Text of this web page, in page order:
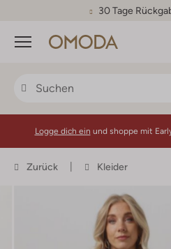
30 Tage
Menü
Logge dich ein und shoppe mit
Zurück Kleider